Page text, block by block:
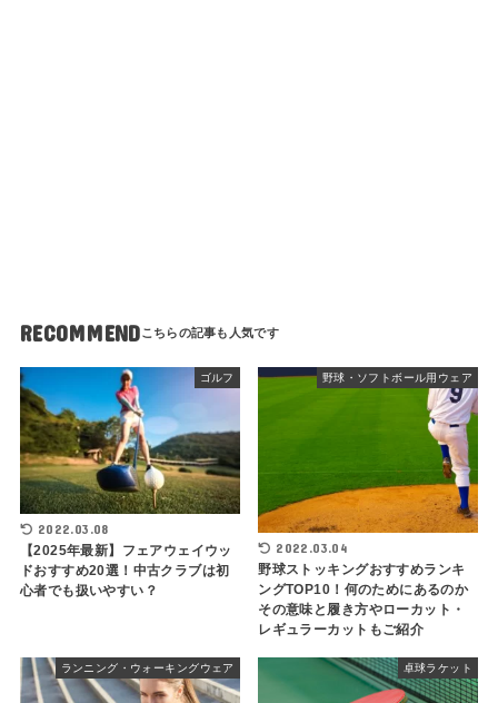
RECOMMEND
ゴルフ
2022.03.08
【2025年最新】フェアウェイウッ
ドおすすめ20選！中古クラブは初
心者でも扱いやすい？
野球・ソフトボール用ウェア
2022.03.04
野球ストッキングおすすめランキ
ングTOP10！何のためにあるのか
その意味と履き方やローカット・
レギュラーカットもご紹介
ランニング・ウォーキングウェア 卓球ラケット